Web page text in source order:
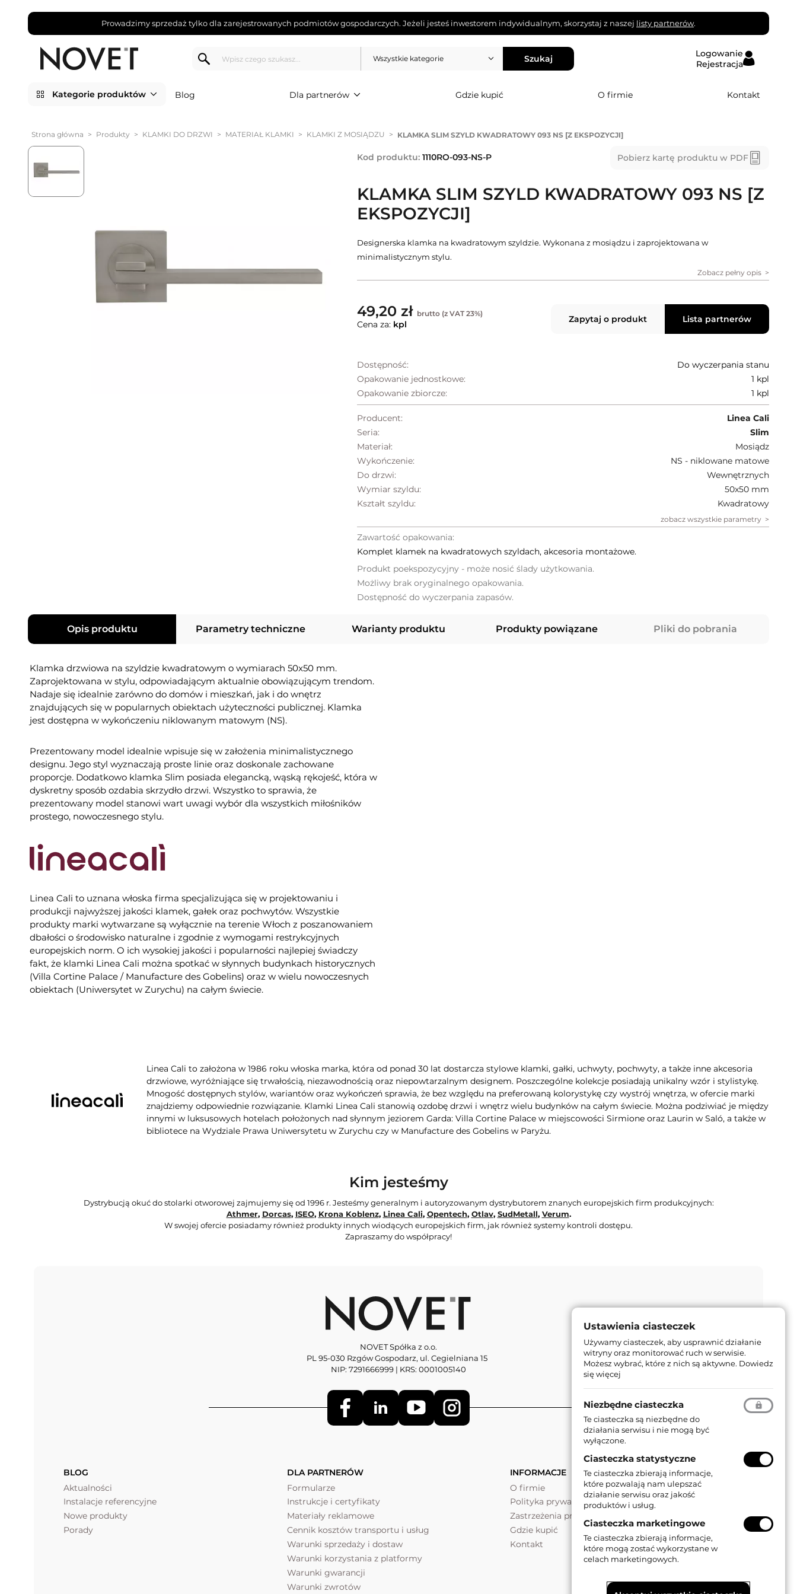
Prowadzimy sprzedaż tylko dla zarejestrowanych podmiotów gospodarczych. Jeżeli jesteś inwestorem indywidualnym, skorzystaj z naszej listy partnerów.
Wszystkie kategorie Szukaj
Logowanie
Rejestracja
Kategorie produktów Blog Dla partnerów Gdzie kupić O firmie Kontakt
Strona główna > Produkty > KLAMKI DO DRZWI > MATERIAŁ KLAMKI > KLAMKI Z MOSIĄDZU > KLAMKA SLIM SZYLD KWADRATOWY 093 NS [Z EKSPOZYCJI]
Kod produktu: 1110RO-093-NS-P Pobierz kartę produktu w PDF
KLAMKA SLIM SZYLD KWADRATOWY 093 NS [Z
EKSPOZYCJI]
Designerska klamka na kwadratowym szyldzie. Wykonana z mosiądzu i zaprojektowana w
minimalistycznym stylu.
Zobacz pełny opis
49,20 zł brutto (z VAT 23%)
Cena za: kpl Zapytaj o produkt Lista partnerów
Dostępność:
Do wyczerpania stanu
Opakowanie jednostkowe:
1 kpl
Opakowanie zbiorcze:
1 kpl
Producent:
Linea Cali
Seria:
Slim
Materiał:
Mosiądz
Wykończenie:
NS - niklowane matowe
Do drzwi:
Wewnętrznych
Wymiar szyldu:
50x50 mm
Kształt szyldu:
Kwadratowy
zobacz wszystkie parametry
Zawartość opakowania:
Komplet klamek na kwadratowych szyldach, akcesoria montażowe.
Produkt poekspozycyjny - może nosić ślady użytkowania.
Możliwy brak oryginalnego opakowania.
Dostępność do wyczerpania zapasów.
Opis produktu Parametry techniczne Warianty produktu Produkty powiązane Pliki do pobrania
Klamka drzwiowa na szyldzie kwadratowym o wymiarach 50x50 mm.
Zaprojektowana w stylu, odpowiadającym aktualnie obowiązującym trendom.
Nadaje się idealnie zarówno do domów i mieszkań, jak i do wnętrz
znajdujących się w popularnych obiektach użyteczności publicznej. Klamka
jest dostępna w wykończeniu niklowanym matowym (NS).
Prezentowany model idealnie wpisuje się w założenia minimalistycznego
designu. Jego styl wyznaczają proste linie oraz doskonale zachowane
proporcje. Dodatkowo klamka Slim posiada elegancką, wąską rękojeść, która w
dyskretny sposób ozdabia skrzydło drzwi. Wszystko to sprawia, że
prezentowany model stanowi wart uwagi wybór dla wszystkich miłośników
prostego, nowoczesnego stylu.
Linea Cali to uznana włoska firma specjalizująca się w projektowaniu i
produkcji najwyższej jakości klamek, gałek oraz pochwytów. Wszystkie
produkty marki wytwarzane są wyłącznie na terenie Włoch z poszanowaniem
dbałości o środowisko naturalne i zgodnie z wymogami restrykcyjnych
europejskich norm. O ich wysokiej jakości i popularności najlepiej świadczy
fakt, że klamki Linea Cali można spotkać w słynnych budynkach historycznych
(Villa Cortine Palace / Manufacture des Gobelins) oraz w wielu nowoczesnych
obiektach (Uniwersytet w Zurychu) na całym świecie.
Linea Cali to założona w 1986 roku włoska marka, która od ponad 30 lat dostarcza stylowe klamki, gałki, uchwyty, pochwyty, a także inne akcesoria
drzwiowe, wyróżniające się trwałością, niezawodnością oraz niepowtarzalnym designem. Poszczególne kolekcje posiadają unikalny wzór i stylistykę.
Mnogość dostępnych stylów, wariantów oraz wykończeń sprawia, że bez względu na preferowaną kolorystykę czy wystrój wnętrza, w ofercie marki
znajdziemy odpowiednie rozwiązanie. Klamki Linea Cali stanowią ozdobę drzwi i wnętrz wielu budynków na całym świecie. Można podziwiać je między
innymi w luksusowych hotelach położonych nad słynnym jeziorem Garda: Villa Cortine Palace w miejscowości Sirmione oraz Laurin w Saló, a także w
bibliotece na Wydziale Prawa Uniwersytetu w Zurychu czy w Manufacture des Gobelins w Paryżu.
Kim jesteśmy
Dystrybucją okuć do stolarki otworowej zajmujemy się od 1996 r. Jesteśmy generalnym i autoryzowanym dystrybutorem znanych europejskich firm produkcyjnych:
Athmer, Dorcas, ISEO, Krona Koblenz, Linea Cali, Opentech, Otlav, SudMetall, Verum.
W swojej ofercie posiadamy również produkty innych wiodących europejskich firm, jak również systemy kontroli dostępu.
Zapraszamy do współpracy!
NOVET Spółka z o.o.
PL 95-030 Rzgów Gospodarz, ul. Cegielniana 15
NIP: 7291666999 | KRS: 0001005140
BLOG
Aktualności
Instalacje referencyjne
Nowe produkty
Porady
DLA PARTNERÓW
Formularze
Instrukcje i certyfikaty
Materiały reklamowe
Cennik kosztów transportu i usług
Warunki sprzedaży i dostaw
Warunki korzystania z platformy
Warunki gwarancji
Warunki zwrotów
INFORMACJE
O firmie
Polityka prywatności
Zastrzeżenia prawne
Gdzie kupić
Kontakt
Ustawienia ciasteczek
Używamy ciasteczek, aby usprawnić działanie
witryny oraz monitorować ruch w serwisie.
Możesz wybrać, które z nich są aktywne. Dowiedz
się więcej
Niezbędne ciasteczka
Te ciasteczka są niezbędne do
działania serwisu i nie mogą być
wyłączone.
Ciasteczka statystyczne
Te ciasteczka zbierają informacje,
które pozwalają nam ulepszać
działanie serwisu oraz jakość
produktów i usług.
Ciasteczka marketingowe
Te ciasteczka zbierają informacje,
które mogą zostać wykorzystane w
celach marketingowych.